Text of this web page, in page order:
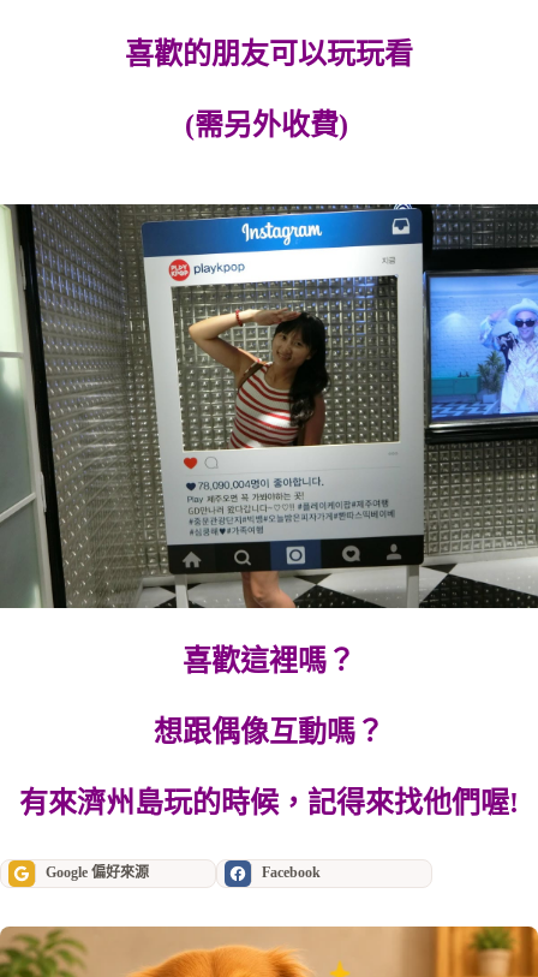
喜歡的朋友可以玩玩看
(需另外收費)
喜歡這裡嗎？
想跟偶像互動嗎？
有來濟州島玩的時候，記得來找他們喔!
Google 偏好來源 Facebook